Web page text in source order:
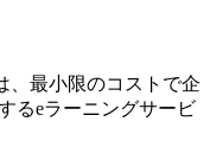
、最小限のコストで企
るeラーニングサービ